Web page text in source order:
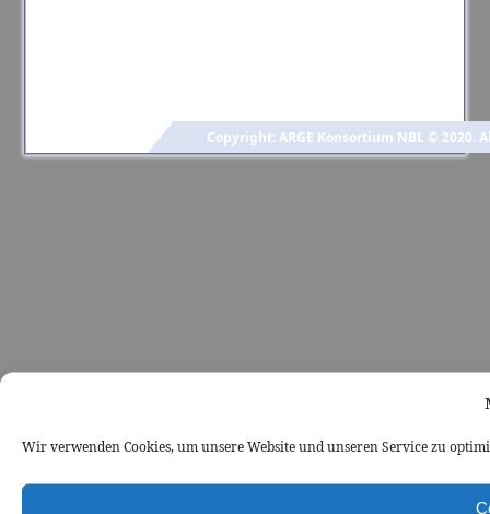
Wir verwenden Cookies, um unsere Website und unseren Service zu
Copyright: ARGE Konsortium NBL © 2020.